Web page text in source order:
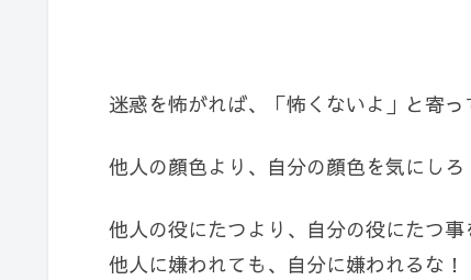
迷惑を怖がれば、「怖くないよ」と寄
他人の顔色より、自分の顔色を気にしろ
他人の役にたつより、自分の役にたつ事
他人に嫌われても、自分に嫌われるな！